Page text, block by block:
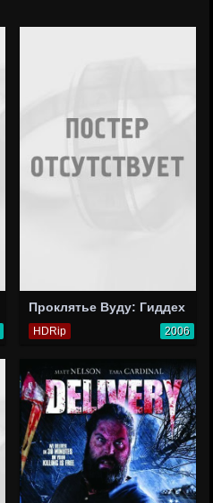
Проклятье Вуду: Гиддех
HDRip 2006